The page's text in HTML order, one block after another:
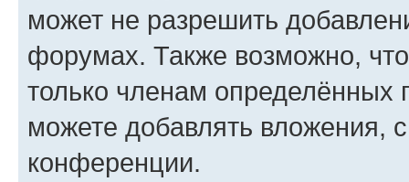
может не разрешить
форумах. Также возможно,
только членам определённых
можете добавлять вложения,
конференции.